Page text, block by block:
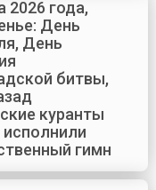
2026 года,
День
День
битвы,
куранты
гимн